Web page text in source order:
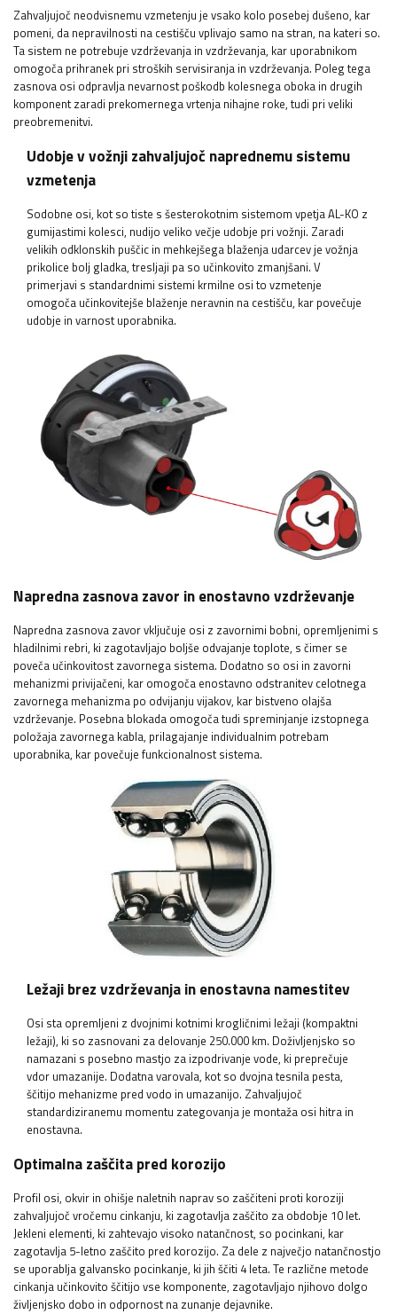
Zahvaljujoč neodvisnemu vzmetenju je vsako kolo posebej dušeno, kar
pomeni, da nepravilnosti na cestišču vplivajo samo na stran, na kateri so.
Ta sistem ne potrebuje vzdrževanja in vzdrževanja, kar uporabnikom
omogoča prihranek pri stroških servisiranja in vzdrževanja. Poleg tega
zasnova osi odpravlja nevarnost poškodb kolesnega oboka in drugih
komponent zaradi prekomernega vrtenja nihajne roke, tudi pri veliki
preobremenitvi.
Udobje v vožnji zahvaljujoč naprednemu sistemu
vzmetenja
Sodobne osi, kot so tiste s šesterokotnim sistemom vpetja AL-KO z
gumijastimi kolesci, nudijo veliko večje udobje pri vožnji. Zaradi
velikih odklonskih puščic in mehkejšega blaženja udarcev je vožnja
prikolice bolj gladka, tresljaji pa so učinkovito zmanjšani. V
primerjavi s standardnimi sistemi krmilne osi to vzmetenje
omogoča učinkovitejše blaženje neravnin na cestišču, kar povečuje
udobje in varnost uporabnika.
Napredna zasnova zavor in enostavno vzdrževanje
Napredna zasnova zavor vključuje osi z zavornimi bobni, opremljenimi s
hladilnimi rebri, ki zagotavljajo boljše odvajanje toplote, s čimer se
poveča učinkovitost zavornega sistema. Dodatno so osi in zavorni
mehanizmi privijačeni, kar omogoča enostavno odstranitev celotnega
zavornega mehanizma po odvijanju vijakov, kar bistveno olajša
vzdrževanje. Posebna blokada omogoča tudi spreminjanje izstopnega
položaja zavornega kabla, prilagajanje individualnim potrebam
uporabnika, kar povečuje funkcionalnost sistema.
Ležaji brez vzdrževanja in enostavna namestitev
Osi sta opremljeni z dvojnimi kotnimi krogličnimi ležaji (kompaktni
ležaji), ki so zasnovani za delovanje 250.000 km. Doživljenjsko so
namazani s posebno mastjo za izpodrivanje vode, ki preprečuje
vdor umazanije. Dodatna varovala, kot so dvojna tesnila pesta,
ščitijo mehanizme pred vodo in umazanijo. Zahvaljujoč
standardiziranemu momentu zategovanja je montaža osi hitra in
enostavna.
Optimalna zaščita pred korozijo
Profil osi, okvir in ohišje naletnih naprav so zaščiteni proti koroziji
zahvaljujoč vročemu cinkanju, ki zagotavlja zaščito za obdobje 10 let.
Jekleni elementi, ki zahtevajo visoko natančnost, so pocinkani, kar
zagotavlja 5-letno zaščito pred korozijo. Za dele z največjo natančnostjo
se uporablja galvansko pocinkanje, ki jih ščiti 4 leta. Te različne metode
cinkanja učinkovito ščitijo vse komponente, zagotavljajo njihovo dolgo
življenjsko dobo in odpornost na zunanje dejavnike.